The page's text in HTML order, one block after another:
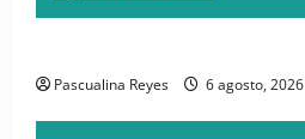
Pascualina Reyes 6 agosto, 2026